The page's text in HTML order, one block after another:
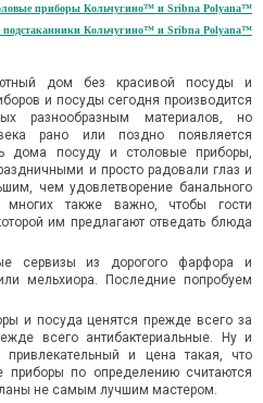
приборы Кольчугино™ и Sribna Polyana™
подстаканники Кольчугино™ и Sribna Polyana™
дом без красивой посуды и
и посуды сегодня производится
разнообразным материалов, но
рано или поздно появляется
дома посуду и столовые приборы,
и просто радовали глаз и
чем удовлетворение банального
многих также важно, чтобы гости
им предлагают отведать блюда
сервизы из дорогого фарфора и
мельхиора. Последние попробуем
и посуда ценятся прежде всего за
всего антибактериальные. Ну и
и цена такая, что
приборы по определению считаются
не самым лучшим мастером.